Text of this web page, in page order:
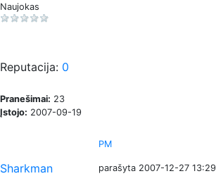
Naujokas
Reputacija: 0
Pranešimai: 23
Įstojo: 2007-09-19
PM
Sharkman parašyta 2007-12-27 13:29